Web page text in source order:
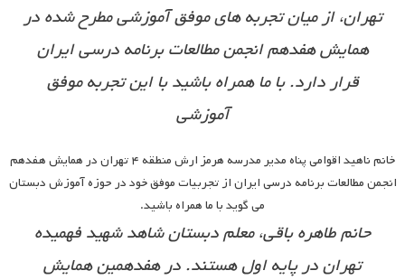
تهران، از میان تجربه های موفق آموزشی مطرح شده در
همایش هفدهم انجمن مطالعات برنامه درسی ایران
قرار دارد. با ما همراه باشید با این تجربه موفق
آموزشی
خانم ناهید اقوامی پناه مدیر مدرسه هرمز ارش منطقه ۴ تهران در همایش هفدهم
انجمن مطالعات برنامه درسی ایران از تجربیات موفق خود در حوزه آموزش دبستان
می گوید با ما همراه باشید.
حانم طاهره باقی، معلم دبستان شاهد شهید فهمیده
تهران در پایه اول هستند. در هفدهمین همایش